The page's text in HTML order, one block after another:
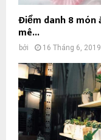
Điểm danh 8 món
mê...
bởi 16 Tháng 6, 2019